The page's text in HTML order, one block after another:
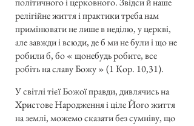
релігійне життя і практики треба нам
примінювати не лише в неділю, у церкві,
але завжди і всюди, де б ми не були і що не
робили б, бо « щонебудь робите, все
робіть на славу Божу » (1 Кор. 10,31).
У світлі тієї Божої правди, дивлячись на
Христове Народження і ціле Його життя
на землі, можемо сказати без сумніву, що